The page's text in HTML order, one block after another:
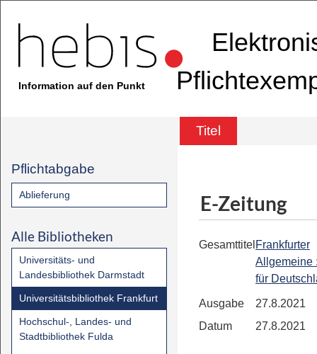
Information auf den Punkt
Titel
Pflichtabgabe
Ablieferung
Alle Bibliotheken
Universitäts- und
Landesbibliothek Darmstadt
Universitätsbibliothek Frankfurt
Hochschul-, Landes- und
Stadtbibliothek Fulda
E-Zeitung
Gesamttitel Frankfurter
Allgemeine
für
Ausgabe
27.8.2021
Datum
27.8.2021